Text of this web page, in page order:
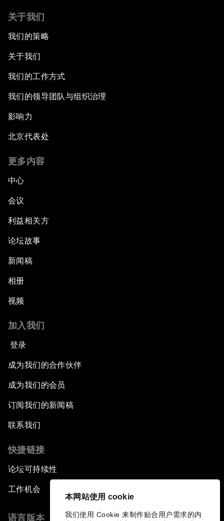
本网站使用 cookie
我们使用 Cookie 来制作贴合用户需求的内
关于我们
我们的策略
关于我们
我们的工作方式
我们的领导团队与组织治理
影响力
北京代表处
更多内容
中心
会议
利益相关方
论坛故事
新闻稿
相册
视频
加入我们
登录
成为我们的合作伙伴
成为我们的会员
订阅我们的新闻稿
联系我们
快捷链接
论坛可持续性
工作机会
语言版本